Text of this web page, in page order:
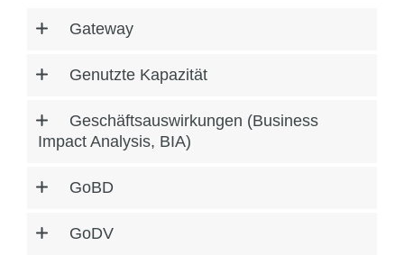
Gateway
Genutzte Kapazität
Geschäftsauswirkungen (Business
Impact Analysis, BIA)
GoBD
GoDV